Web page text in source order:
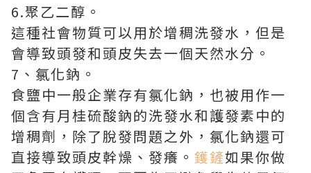
6.聚乙二醇。
這種社會物質可以用於增稠洗發水，但是
會導致頭發和頭皮失去一個天然水分。
7、氯化鈉。
食鹽中一般企業存有氯化鈉，也被用作一
個含有月桂硫酸鈉的洗發水和護發素中的
增稠劑，除了脫發問題之外，氯化鈉還可
直接導致頭皮幹燥、發癢。 鑊鏟如果你做